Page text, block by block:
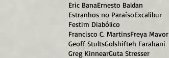
Eric BanaErnesto Baldan
Estranhos no ParaísoExcalibur
Festim Diabólico
Francisco C. MartinsFreya Mavor
Geoff StultsGolshifteh Farahani
Greg KinnearGuta Stresser